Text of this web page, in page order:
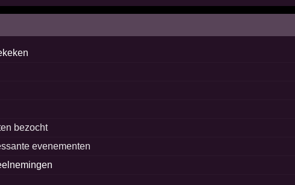
bezocht
evenementen